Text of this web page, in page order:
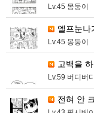
Lv.45 몽둥이
엘프눈나
Lv.45 몽둥이
고백을
Lv.59 버디버디
전혀 안